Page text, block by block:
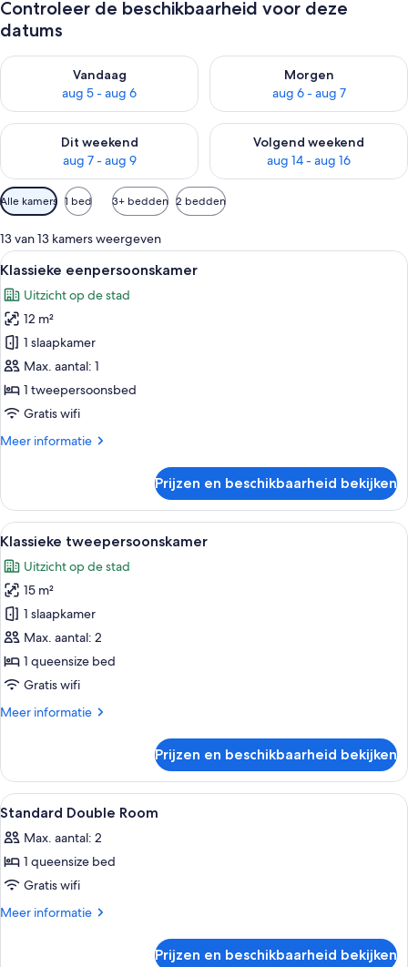
Controleer de beschikbaarheid voor deze
datums
Vandaag
aug 5 - aug 6
De beschikbaarheid controleren voor vanavond aug 5 - aug 6
Morgen
aug 6 - aug 7
De beschikbaarheid
Dit weekend
aug 7 - aug 9
De beschikbaarheid controleren voor dit weekend aug 7 -
Volgend weekend
aug 14 - aug 16
De beschikbaarheid
Beschikbare
filters
voor
kamers
Alle kamers 1 bed 3+ bedden 2 bedden
13 van 13 kamers weergeven
Alle
foto's
voor
Klassieke
eenpersoonskamer
laden
Klassieke eenpersoonskamer | Een
5
Klassieke eenpersoonskamer
Uitzicht op de stad
12 m²
1 slaapkamer
Max. aantal: 1
1 tweepersoonsbed
Gratis wifi
Meer informatie
Meer
eenpersoonskamer
Prijzen en beschikbaarheid bekijken
Alle
foto's
voor
Klassieke
tweepersoonskamer
laden
Een netjes opgemaakt bed met een
7
Klassieke tweepersoonskamer
Uitzicht op de stad
15 m²
1 slaapkamer
Max. aantal: 2
1 queensize bed
Gratis wifi
Meer informatie
Meer
tweepersoonskamer
Prijzen en beschikbaarheid bekijken
Alle
foto's
voor
Standard
Double
Room
Een kluis op de kamer, een bureau,
3
Standard Double Room
Max. aantal: 2
1 queensize bed
Gratis wifi
Meer informatie
Meer
Prijzen en beschikbaarheid bekijken